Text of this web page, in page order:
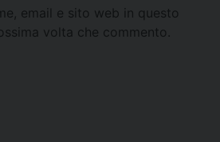
email e sito web in questo
volta che commento.